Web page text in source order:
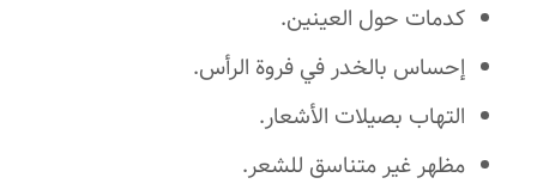
كدمات حول العينين.
إحساس بالخدر في فروة الرأس.
التهاب بصيلات الأشعار.
مظهر غير متناسق للشعر.